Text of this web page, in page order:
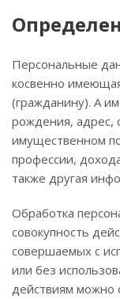
Персональные
косвенно
(гражданину). А
рождения, адрес,
имущественном
профессии,
также другая
Обработка
совокупность
совершаемых с
или без
действиям можно